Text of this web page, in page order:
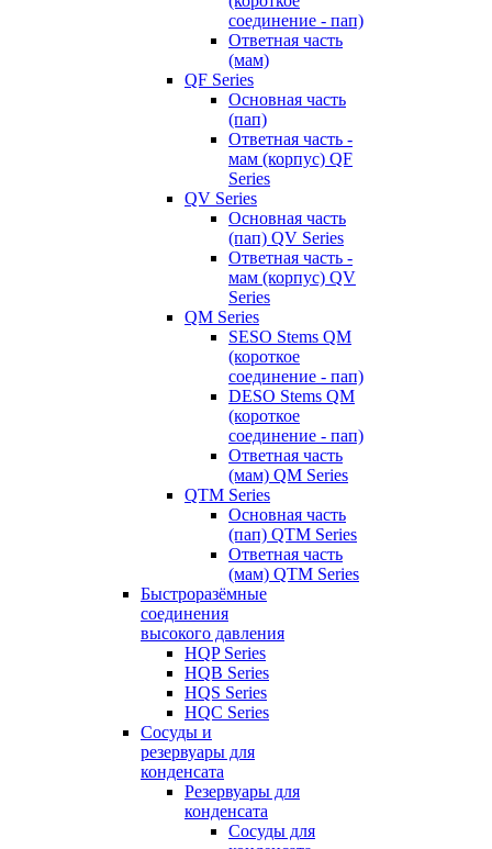
соединение - пап)
Ответная часть
(мам)
QF Series
Основная часть
(пап)
Ответная часть -
мам (корпус) QF
Series
QV Series
Основная часть
(пап) QV Series
Ответная часть -
мам (корпус) QV
Series
QM Series
SESO Stems QM
(короткое
соединение - пап)
DESO Stems QM
(короткое
соединение - пап)
Ответная часть
(мам) QM Series
QTM Series
Основная часть
(пап) QTM Series
Ответная часть
(мам) QTM Series
Быстроразёмные
соединения
высокого давления
HQP Series
HQB Series
HQS Series
HQC Series
Сосуды и
резервуары для
конденсата
Резервуары для
конденсата
Сосуды для